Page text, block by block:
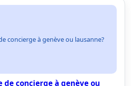
concierge à genève ou lausanne?
de concierge à genève ou